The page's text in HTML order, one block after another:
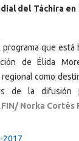
del Táchira
que está
de Élida
como
de la difusión
FIN/ Norka Cortés
2017